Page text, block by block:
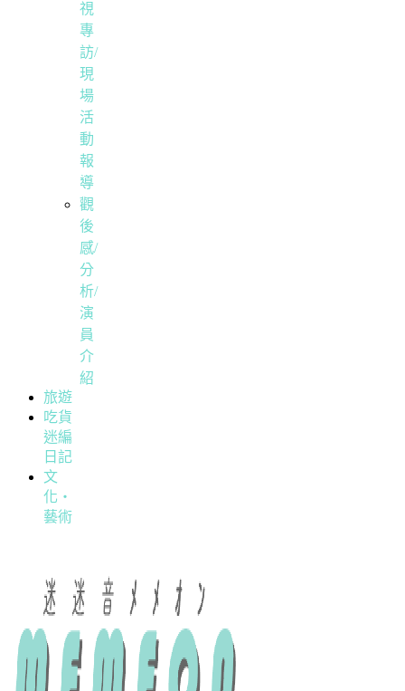
視
專
訪/
現
場
活
動
報
導
觀
後
感/
分
析/
演
員
介
紹
旅遊
吃貨
迷編
日記
文
化・
藝術